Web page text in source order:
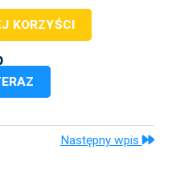
KORZYŚCI
Następny wpis